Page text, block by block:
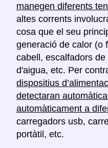
manegen diferents
altes corrents
cosa que el seu
generació de calor (o
cabell, escalfadors
d'aigua, etc. Per
dispositius
detectaran
automàticament a
carregadors usb,
portàtil, etc.